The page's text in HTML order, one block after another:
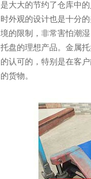
是大大的节约了仓库中的人
时外观的设计也是十分的
境的限制，非常害
托盘的理想产品。金属
的认可的，特别是在
的货物。